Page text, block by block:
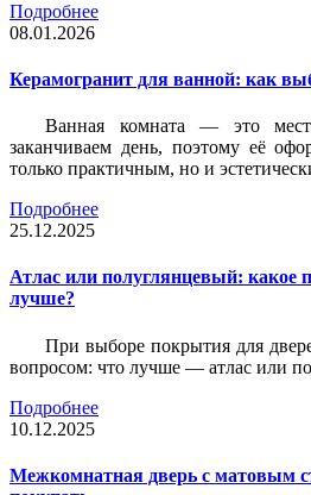
Подробнее
08.01.2026
Керамогранит для ванной: как
Ванная комната — это
заканчиваем день, поэтому её
только практичным, но и
Подробнее
25.12.2025
Атлас или полуглянцевый: какое
лучше?
При выборе покрытия для
вопросом: что лучше — атлас или
Подробнее
10.12.2025
Межкомнатная дверь с матовым